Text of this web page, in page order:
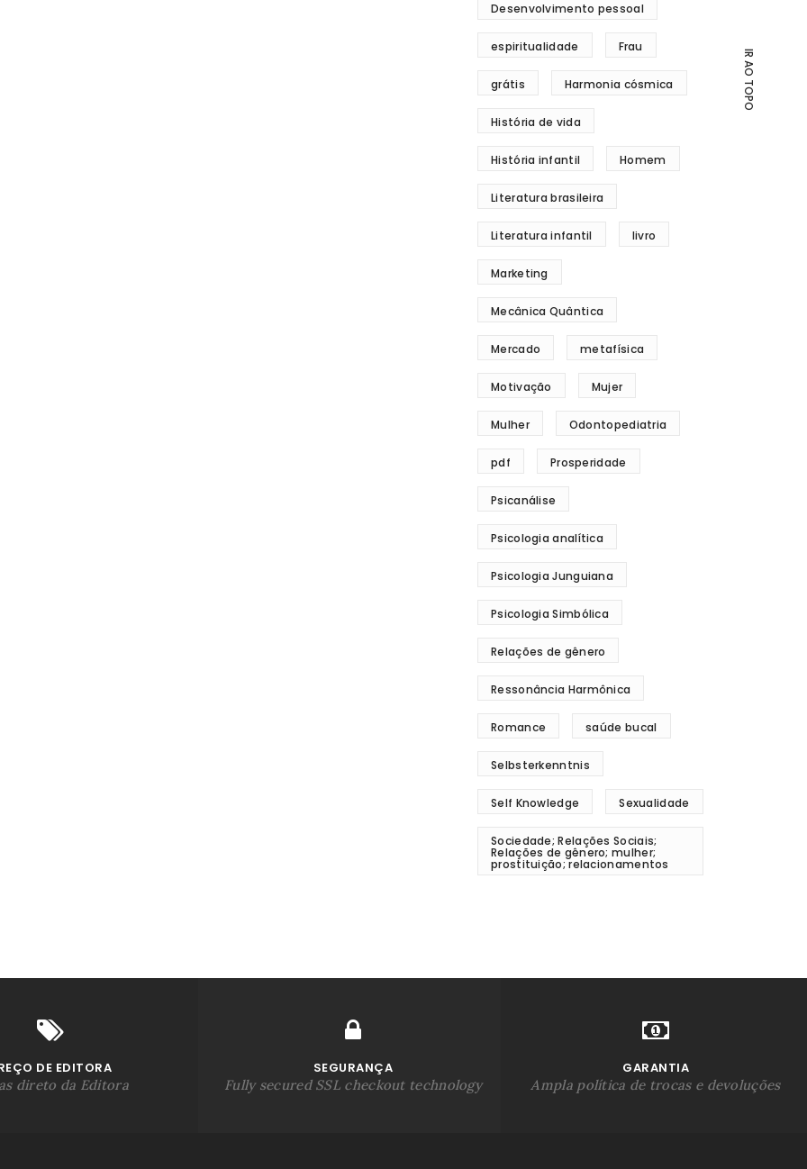
IR AO TOPO
Desenvolvimento pessoal
espiritualidade Frau
grátis Harmonia cósmica
História de vida
História infantil Homem
Literatura brasileira
Literatura infantil livro
Marketing
Mecânica Quântica
Mercado metafísica
Motivação Mujer
Mulher Odontopediatria
pdf Prosperidade
Psicanálise
Psicologia analítica
Psicologia Junguiana
Psicologia Simbólica
Relações de gênero
Ressonância Harmônica
Romance saúde bucal
Selbsterkenntnis
Self Knowledge Sexualidade
Sociedade; Relações Sociais;
Relações de gênero; mulher;
prostituição; relacionamentos
DE EDITORA
direto da Editora
SEGURANÇA
Fully secured SSL checkout technology
GARANTIA
Ampla política de trocas e devoluções